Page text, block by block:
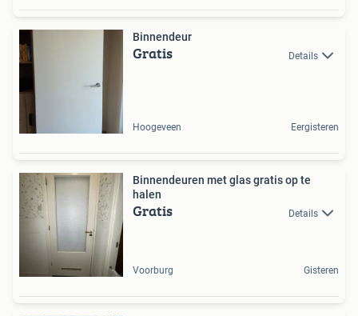
Binnendeur
Gratis Details
Hoogeveen Eergisteren
Binnendeuren met glas gratis op te
halen
Gratis Details
Voorburg Gisteren